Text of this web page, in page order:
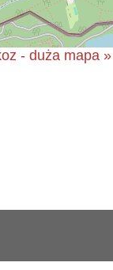
- duża mapa »